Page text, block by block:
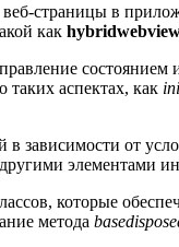
страницы в
как
аспектах, как
зависимости от
элементами
которые
метода